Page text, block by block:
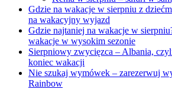
Gdzie na wakacje w sierpniu z
na wakacyjny wyjazd
Gdzie najtaniej na wakacje w
wakacje w wysokim sezonie
Sierpniowy zwycięzca – Albania,
koniec wakacji
Nie szukaj wymówek – zarezerwuj
Rainbow